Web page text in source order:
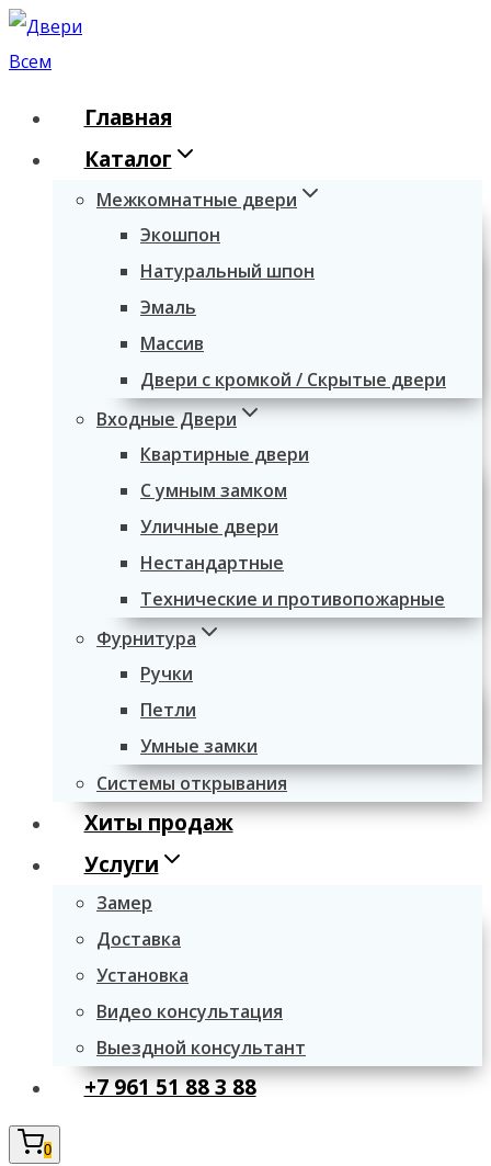
Перейти
к
Главная
Каталог
Межкомнатные двери
Экошпон
Натуральный шпон
Эмаль
Массив
Двери с кромкой / Скрытые двери
Входные Двери
Квартирные двери
С умным замком
Уличные двери
Нестандартные
Технические и противопожарные
Фурнитура
Ручки
Петли
Умные замки
Системы открывания
Хиты продаж
Услуги
Замер
Доставка
Установка
Видео консультация
Выездной консультант
+7 961 51 88 3 88
0